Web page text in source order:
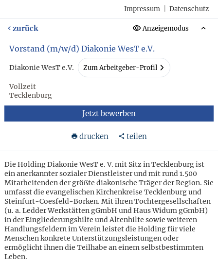
Impressum Datenschutz
zurück Anzeigemodus
Vorstand (m/w/d) Diakonie WesT e.V.
Diakonie WesT e.V. Zum Arbeitgeber-Profil
Vollzeit
Tecklenburg
Jetzt bewerben
drucken teilen
Die Holding Diakonie WesT e. V. mit Sitz in Tecklenburg ist
ein anerkannter sozialer Dienst­leister und mit rund 1.500
Mit­arbeitenden der größte diakonische Träger der Region. Sie
umfasst die evangelischen Kirchen­kreise Tecklenburg und
Steinfurt-Coesfeld-Borken. Mit ihren Tochter­gesell­schaften
(u. a. Ledder Werkstätten gGmbH und Haus Widum gGmbH)
in der Eingliederungs­hilfe und Alten­hilfe sowie weiteren
Handlungs­feldern im Verein leistet die Holding für viele
Menschen konkrete Unter­stützungs­leistungen oder
ermöglicht ihnen die Teil­habe an einem selbst­bestimmten
Leben.